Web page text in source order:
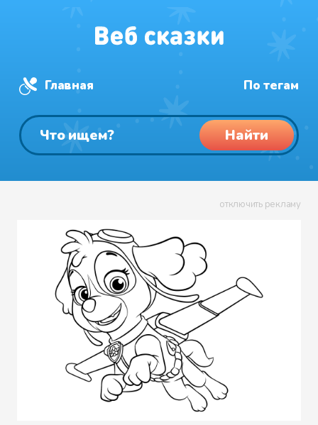
Главная По тегам
Найти
отключить рекламу